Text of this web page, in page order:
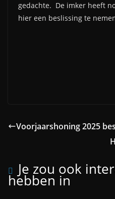
gedachte. De imker heeft
hier een beslissing te
Voorjaarshoning 2025
Je zou ook
hebben in